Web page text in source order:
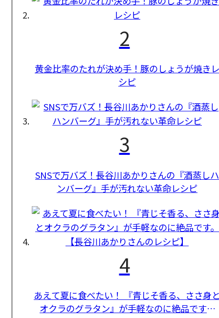
2
黄金比率のたれが決め手！豚のしょうが焼きレ
シピ
3
SNSで万バズ！長谷川あかりさんの『酒蒸しハ
ンバーグ』手が汚れない革命レシピ
4
あえて夏に食べたい！ 『青じそ香る、ささ身
オクラのグラタン』が手軽なのに絶品です。